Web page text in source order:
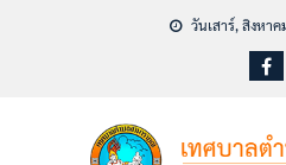
วันเสาร์, สิงหา